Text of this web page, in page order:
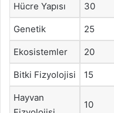
Hücre Yapısı 30
Genetik 25
Ekosistemler 20
Bitki Fizyolojisi 15
Hayvan
10